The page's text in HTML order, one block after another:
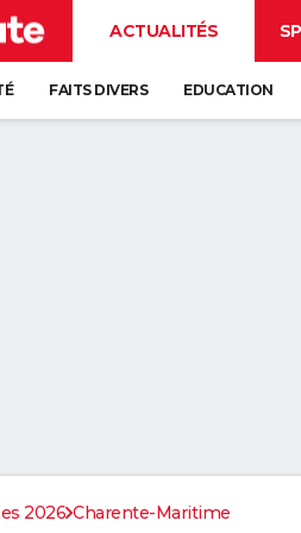
ACTUALITÉS
FAITS DIVERS EDUCATION
2026 Charente-Maritime